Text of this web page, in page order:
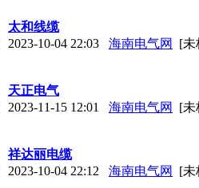
太和线缆
2023-10-04 22:03
海南电气网 [未
天正电气
2023-11-15 12:01
海南电气网 [未
祥达丽电缆
2023-10-04 22:12
海南电气网 [未